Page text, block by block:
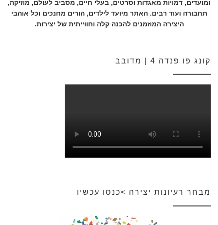
ומועדים, דמויות מאגדות וסרטים, בעלי חיים, מסביב לעולם, מוזיקה,
תחבורה ועוד רבים. האתר מיועד לילדים, הורים מחנכים וכל אוהבי
היצירה המוזמנים להכנה קלה וחווייתית של יצירות.
קונג פו פנדה 4 | מדובב
מבחר רעיונות יצירה >כנסו עכשיו